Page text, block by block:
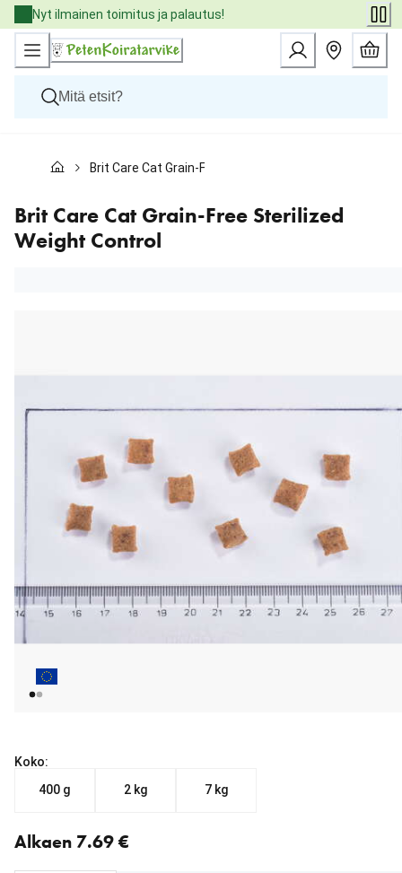
Skip
to
Content
Nyt ilmainen toimitus ja palautus!
Kissat
Eläinlääkäriruoat
Tuotemerkit
Uutuudet
Brit Care Cat Grain-Free Sterilized Weight Control
Brit Care Cat Grain-Free Sterilized
Weight Control
Koko:
400 g
2 kg 7 kg
Alkaen 7.69 €